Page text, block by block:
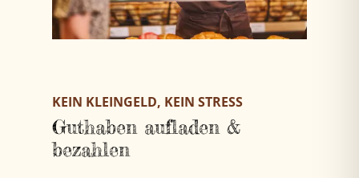
KEIN KLEINGELD, KEIN STRESS
Guthaben aufladen &
bezahlen